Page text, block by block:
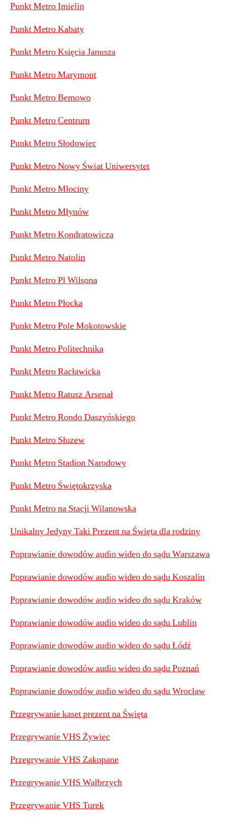
Punkt Metro Imielin
Punkt Metro Kabaty
Punkt Metro Księcia Janusza
Punkt Metro Marymont
Punkt Metro Bemowo
Punkt Metro Centrum
Punkt Metro Słodowiec
Punkt Metro Nowy Świat Uniwersytet
Punkt Metro Młociny
Punkt Metro Młynów
Punkt Metro Kondratowicza
Punkt Metro Natolin
Punkt Metro Pl Wilsona
Punkt Metro Płocka
Punkt Metro Pole Mokotowskie
Punkt Metro Politechnika
Punkt Metro Racławicka
Punkt Metro Ratusz Arsenał
Punkt Metro Rondo Daszyńskiego
Punkt Metro Słuzew
Punkt Metro Stadion Narodowy
Punkt Metro Świętokrzyska
Punkt Metro na Stacji Wilanowska
Unikalny Jedyny Taki Prezent na Święta dla rodziny
Poprawianie dowodów audio wideo do sądu Warszawa
Poprawianie dowodów audio wideo do sądu Koszalin
Poprawianie dowodów audio wideo do sądu Kraków
Poprawianie dowodów audio wideo do sądu Lublin
Poprawianie dowodów audio wideo do sądu Łódź
Poprawianie dowodów audio wideo do sądu Poznań
Poprawianie dowodów audio wideo do sądu Wrocław
Przegrywanie kaset prezent na Święta
Przegrywanie VHS Żywiec
Przegrywanie VHS Zakopane
Przegrywanie VHS Wałbrzych
Przegrywanie VHS Turek